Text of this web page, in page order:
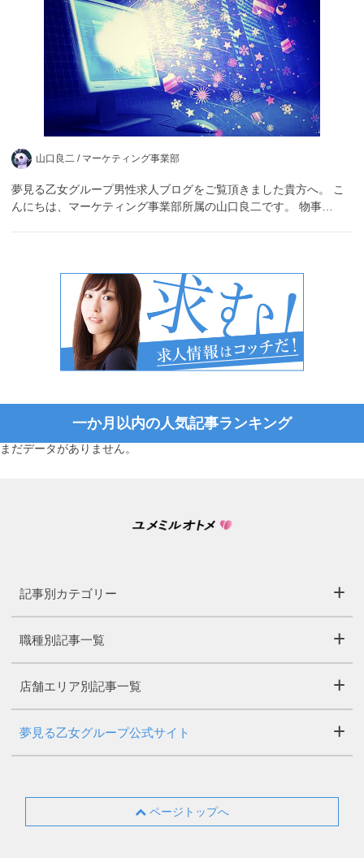
山口良二 / マーケティング事業部
夢見る乙女グループ男性求人ブログをご覧頂きました貴方へ。 こ
んにちは、マーケティング事業部所属の山口良二です。 物事…
一か月以内の人気記事ランキング
まだデータがありません。
記事別カテゴリー
職種別記事一覧
店舗エリア別記事一覧
夢見る乙女グループ公式サイト
ページトップへ